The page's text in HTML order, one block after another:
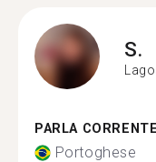
S.
PARLA
Portoghese